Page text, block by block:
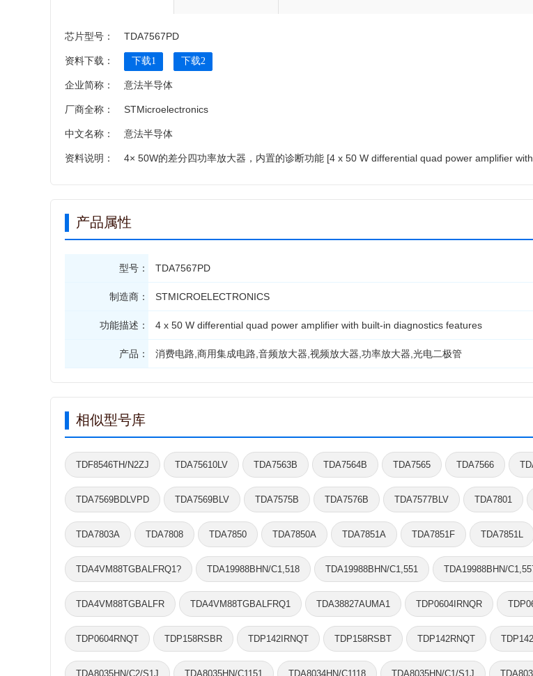
芯片型号： TDA7567PD
资料下载： 下载1 下载2
企业简称： 意法半导体
厂商全称： STMicroelectronics
中文名称： 意法半导体
资料说明： 4× 50W的差分四功率放大器，内置的诊断功能 [4 x 50 W differential quad power amplifier
产品属性
型号：
制造商：
功能描述：
产品：
TDA7567PD
STMICROELECTRONICS
4 x 50 W differential quad power amplifier with built-in diagnostics features
消费电路,商用集成电路,音频放大器,视频放大器,功率放大器,光电二极管
相似型号库
TDF8546TH/N2ZJ TDA75610LV TDA7563B TDA7564B TDA7565 TDA7566
TDA7569BDLVPD TDA7569BLV TDA7575B TDA7576B TDA7577BLV TDA7801
TDA7803A TDA7808 TDA7850 TDA7850A TDA7851A TDA7851F TDA7851L
TDA4VM88TGBALFRQ1? TDA19988BHN/C1,518 TDA19988BHN/C1,551 TDA19988BHN/
TDA4VM88TGBALFR TDA4VM88TGBALFRQ1 TDA38827AUMA1 TDP0604IRNQR
TDP0604RNQT TDP158RSBR TDP142IRNQT TDP158RSBT TDP142RNQT
TDA8035HN/C2/S1J TDA8035HN/C1151 TDA8034HN/C1118 TDA8035HN/C1/S1J